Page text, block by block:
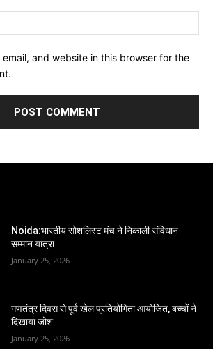
email, and website in this browser for the
Noida:भारतीय सोशलिस्ट मंच ने निकाली संविधान
सम्मान यात्रा
January 25, 2026
गणतंत्र दिवस से पूर्व खेल प्रतियोगिता आयोजित, बच्चों ने
दिखाया जोश
January 25, 2026